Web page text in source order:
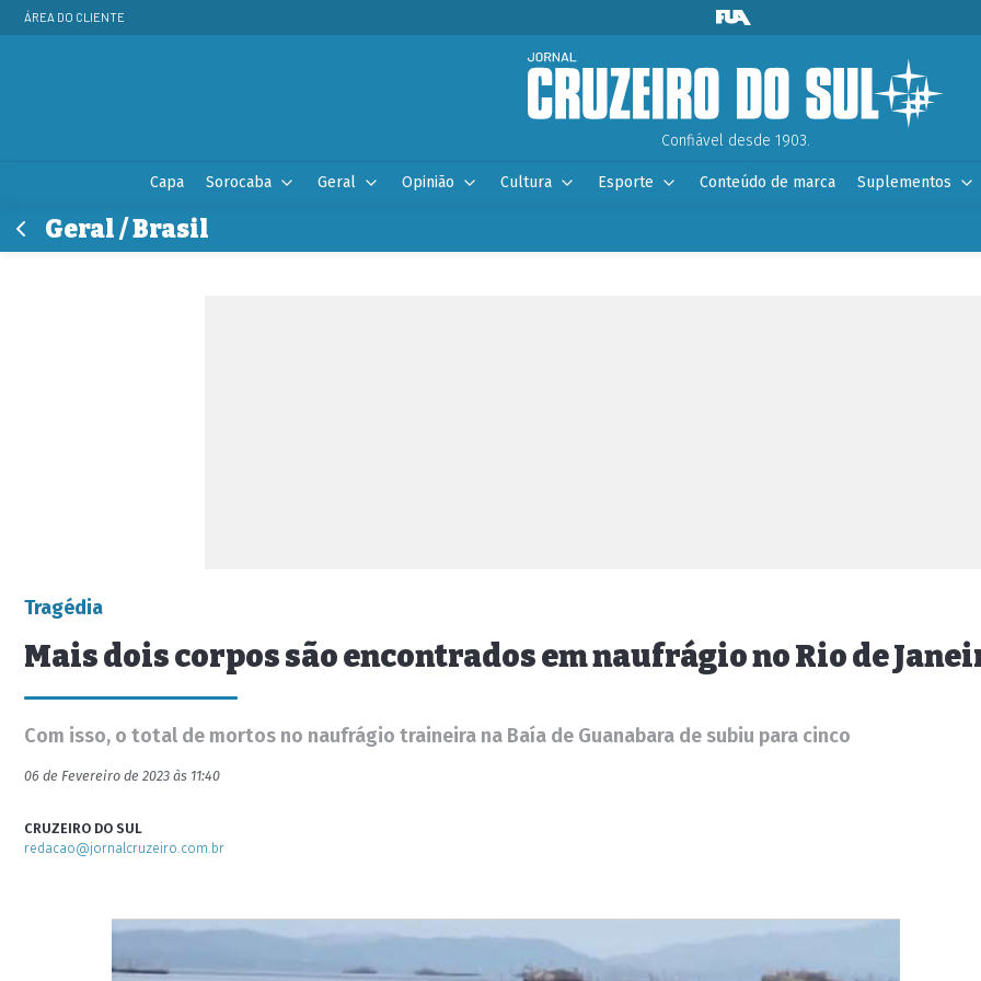
ÁREA DO CLIENTE
Confiável desde 1903.
Capa Sorocaba Geral Opinião Cultura Esporte Conteúdo de marca Suplementos
Geral / Brasil
Tragédia
Mais dois corpos são encontrados em naufrágio no Rio de
Com isso, o total de mortos no naufrágio traineira na Baía de Guanabara de subiu para cinco
06 de Fevereiro de 2023 às 11:40
CRUZEIRO DO SUL
redacao@jornalcruzeiro.com.br